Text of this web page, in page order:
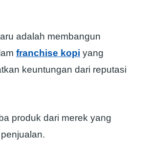
adalah membangun
franchise kopi yang
keuntungan dari reputasi
produk dari merek yang